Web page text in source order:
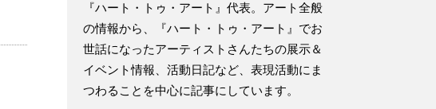
『ハート・トゥ・アート』代表。アート全般
の情報から、『ハート・トゥ・アート』でお
世話になったアーティストさんたちの展示＆
イベント情報、活動日記など、表現活動にま
つわることを中心に記事にしています。